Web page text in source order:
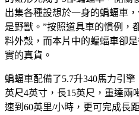
出集各種設想於一身的蝙蝠車
是野獸。”按照道具車的慣例，
料外殼，而本片中的蝙蝠車卻
實的真貨。
蝙蝠車配備了5.7升340馬力引
英尺4英寸，長15英尺，重達兩
速到60英里/小時，更可完成長